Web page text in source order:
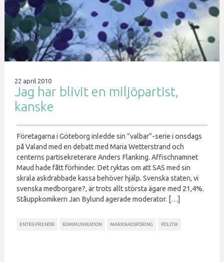
22 april 2010
Jag har blivit en miljöpartist,
kanske
Företagarna i Göteborg inledde sin ”valbar”-serie i onsdags
på Valand med en debatt med Maria Wetterstrand och
centerns partisekreterare Anders Flanking. Affischnamnet
Maud hade fått förhinder. Det ryktas om att SAS med sin
skrala askdrabbade kassa behöver hjälp. Svenska staten, vi
svenska medborgare?, är trots allt största ägare med 21,4%.
Ståuppkomikern Jan Bylund agerade moderator. […]
ENTREPRENÖR KOMMUNIKATION MARKNADSFÖRING POLITIK